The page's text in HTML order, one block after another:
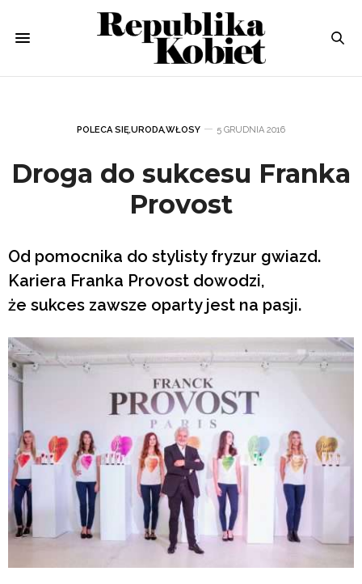
POLECA SIĘ,URODA,WŁOSY 5 GRUDNIA 2016
Droga do sukcesu Franka
Provost
Od pomocnika do stylisty fryzur gwiazd.
Kariera Franka Provost dowodzi,
że sukces zawsze oparty jest na pasji.